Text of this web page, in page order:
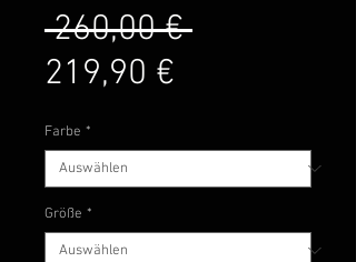
260,00 €
219,90 €
Farbe *
Größe *